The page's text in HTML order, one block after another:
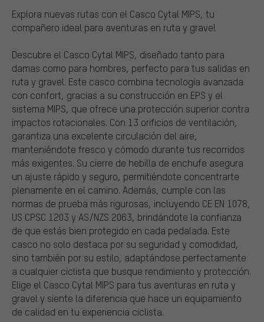
Explora nuevas rutas con el Casco Cytal MIPS, tu
compañero ideal para aventuras en ruta y gravel
Descubre el Casco Cytal MIPS, diseñado tanto para
damas como para hombres, perfecto para tus salidas en
ruta y gravel. Este casco combina tecnología avanzada
con confort, gracias a su construcción en EPS y el
sistema MIPS, que ofrece una protección superior contra
impactos rotacionales. Con 13 orificios de ventilación,
garantiza una excelente circulación del aire,
manteniéndote fresco y cómodo durante tus recorridos
más exigentes. Su cierre de hebilla de enchufe asegura
un ajuste rápido y seguro, permitiéndote concentrarte
plenamente en el camino. Además, cumple con las
normas de prueba más rigurosas, incluyendo CE EN 1078,
US CPSC 1203 y AS/NZS 2063, brindándote la confianza
de que estás bien protegido en cada pedalada. Este
casco no solo destaca por su seguridad y comodidad,
sino también por su estilo, adaptándose perfectamente
a cualquier ciclista que busque rendimiento y protección.
Elige el Casco Cytal MIPS para tus aventuras en ruta y
gravel y siente la diferencia que hace un equipamiento
de calidad en tu experiencia ciclista.